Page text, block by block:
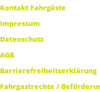
Kontakt Fahrgäste
Impressum
Datenschutz
AGB
Barrierefreiheitserklärung
Fahrgastrechte /